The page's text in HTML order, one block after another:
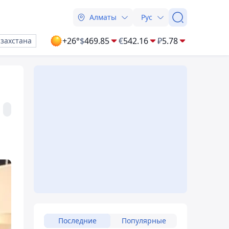
Алматы Рус
+26°$469.85 €542.16 ₽5.78
Последние Популярные